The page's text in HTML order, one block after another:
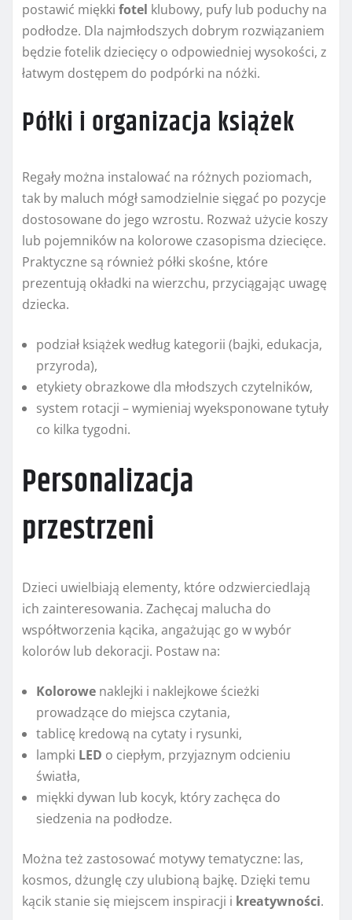
postawić miękki fotel klubowy, pufy lub poduchy na
podłodze. Dla najmłodszych dobrym rozwiązaniem
będzie fotelik dziecięcy o odpowiedniej wysokości, z
łatwym dostępem do podpórki na nóżki.
Półki i organizacja książek
Regały można instalować na różnych poziomach,
tak by maluch mógł samodzielnie sięgać po pozycje
dostosowane do jego wzrostu. Rozważ użycie koszy
lub pojemników na kolorowe czasopisma dziecięce.
Praktyczne są również półki skośne, które
prezentują okładki na wierzchu, przyciągając uwagę
dziecka.
podział książek według kategorii (bajki, edukacja,
przyroda),
etykiety obrazkowe dla młodszych czytelników,
system rotacji – wymieniaj wyeksponowane tytuły
co kilka tygodni.
Personalizacja
przestrzeni
Dzieci uwielbiają elementy, które odzwierciedlają
ich zainteresowania. Zachęcaj malucha do
współtworzenia kącika, angażując go w wybór
kolorów lub dekoracji. Postaw na:
Kolorowe naklejki i naklejkowe ścieżki
prowadzące do miejsca czytania,
tablicę kredową na cytaty i rysunki,
lampki LED o ciepłym, przyjaznym odcieniu
światła,
miękki dywan lub kocyk, który zachęca do
siedzenia na podłodze.
Można też zastosować motywy tematyczne: las,
kosmos, dżunglę czy ulubioną bajkę. Dzięki temu
kącik stanie się miejscem inspiracji i kreatywności.